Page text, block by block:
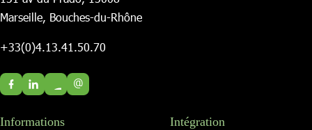
Marseille, Bouches-du-Rhône
+33(0)4.13.41.50.70
@
Informations Intégration